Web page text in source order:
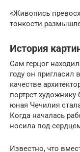
«Живопись
тонкости
История
Сам герцог
году он
качестве
портрет художнику
юная Чечилия
Когда началась
носила под
Известно, что